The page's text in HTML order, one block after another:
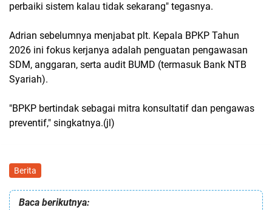
perbaiki sistem kalau tidak sekarang" tegasnya.
Adrian sebelumnya menjabat plt. Kepala BPKP Tahun
2026 ini fokus kerjanya adalah penguatan pengawasan
SDM, anggaran, serta audit BUMD (termasuk Bank NTB
Syariah).
"BPKP bertindak sebagai mitra konsultatif dan pengawas
preventif," singkatnya.(jl)
Berita
Baca berikutnya: